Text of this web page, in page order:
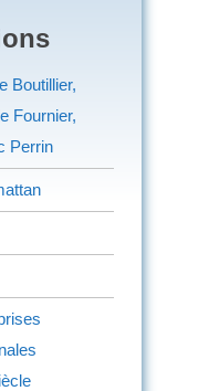
Boutillier,
Fournier,
Perrin